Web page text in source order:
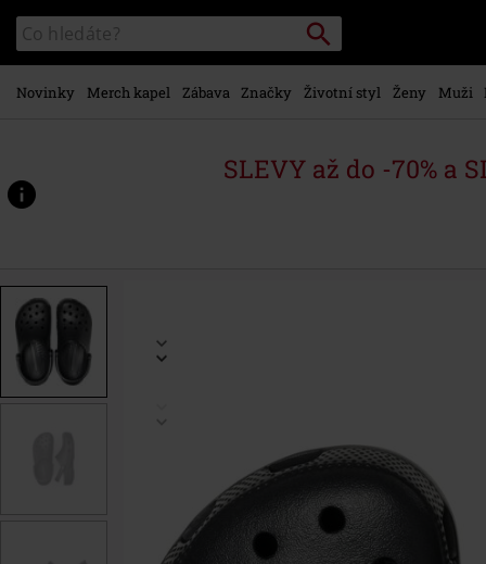
hlavnímu
obsahu
Katalog
vyhledávání
Vyhledávání
Novinky Merch kapel Zábava Značky Životní styl Ženy Muži
SLEVY až do -70% a
www.emp-
p/classic-
584998.html